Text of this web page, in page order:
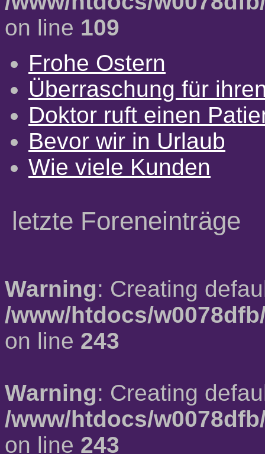
on line 109
Frohe Ostern
Überraschung für
Doktor ruft einen
Bevor wir in Urlaub
Wie viele Kunden
letzte Foreneinträge
Warning: Creating
/www/htdocs/
on line 243
Warning: Creating
/www/htdocs/
on line 243